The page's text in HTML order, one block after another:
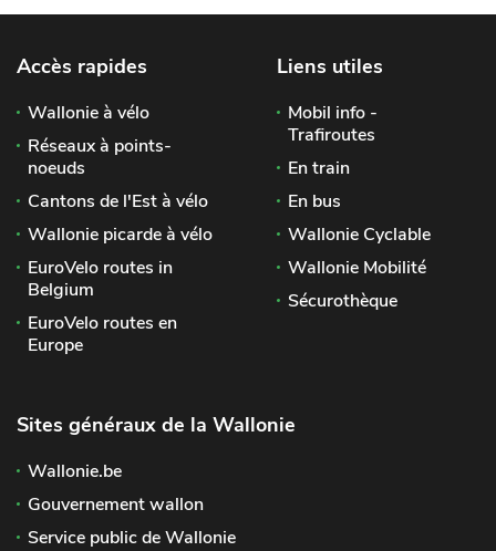
Accès rapides
Wallonie à vélo
Réseaux à points-
noeuds
Cantons de l'Est à vélo
Wallonie picarde à vélo
EuroVelo routes in
Belgium
EuroVelo routes en
Europe
Liens utiles
Mobil info -
Trafiroutes
En train
En bus
Wallonie Cyclable
Wallonie Mobilité
Sécurothèque
Sites généraux de la Wallonie
Wallonie.be
Gouvernement wallon
Service public de Wallonie